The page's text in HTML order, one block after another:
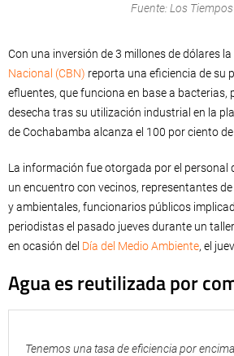
Fuente: Los Tiempos
Con una inversión de 3 millones de dólares la
Nacional (CBN) reporta una eficiencia de su
efluentes, que funciona en base a bacterias,
desecha tras su utilización industrial en la
de Cochabamba alcanza el 100 por ciento
La información fue otorgada por el personal
un encuentro con vecinos, representantes
y ambientales, funcionarios públicos
periodistas el pasado jueves durante un
en ocasión del Día del Medio Ambiente, el
Agua es reutilizada por
Tenemos una tasa de eficiencia por